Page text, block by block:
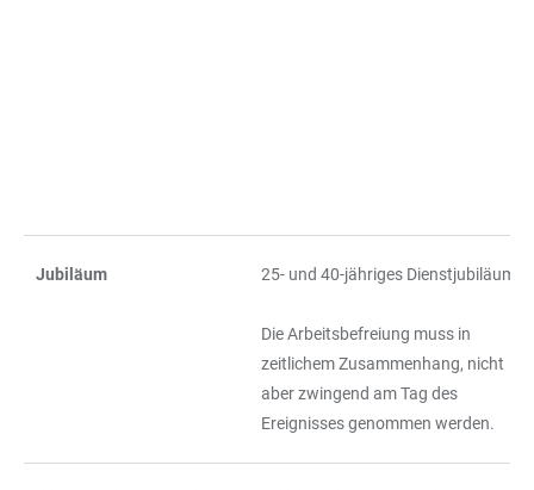
Jubiläum 25- und 40-jähriges Dienstjubiläum
Die Arbeitsbefreiung muss in
zeitlichem Zusammenhang, nicht
aber zwingend am Tag des
Ereignisses genommen werden.